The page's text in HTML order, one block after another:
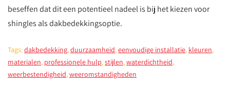
beseffen dat dit een potentieel nadeel is bij het kiezen voor
shingles als dakbedekkingsoptie.
Tags:dakbedekking,duurzaamheid,eenvoudige installatie, kleuren,
materialen, professionele hulp,stijlen,waterdichtheid,
weerbestendigheid,weeromstandigheden